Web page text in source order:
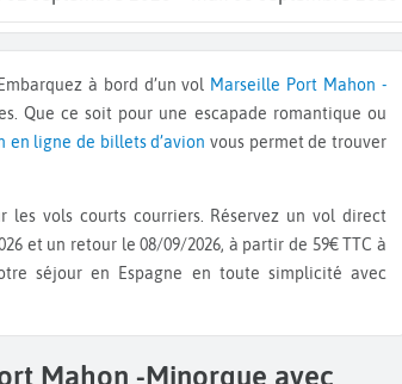
à bord d’un vol Marseille Port Mahon -
Que ce soit pour une escapade romantique ou
en ligne de billets d’avion vous permet de trouver
les vols courts courriers. Réservez un vol direct
et un retour le 08/09/2026, à partir de 59€ TTC à
séjour en Espagne en toute simplicité avec
Mahon -Minorque avec